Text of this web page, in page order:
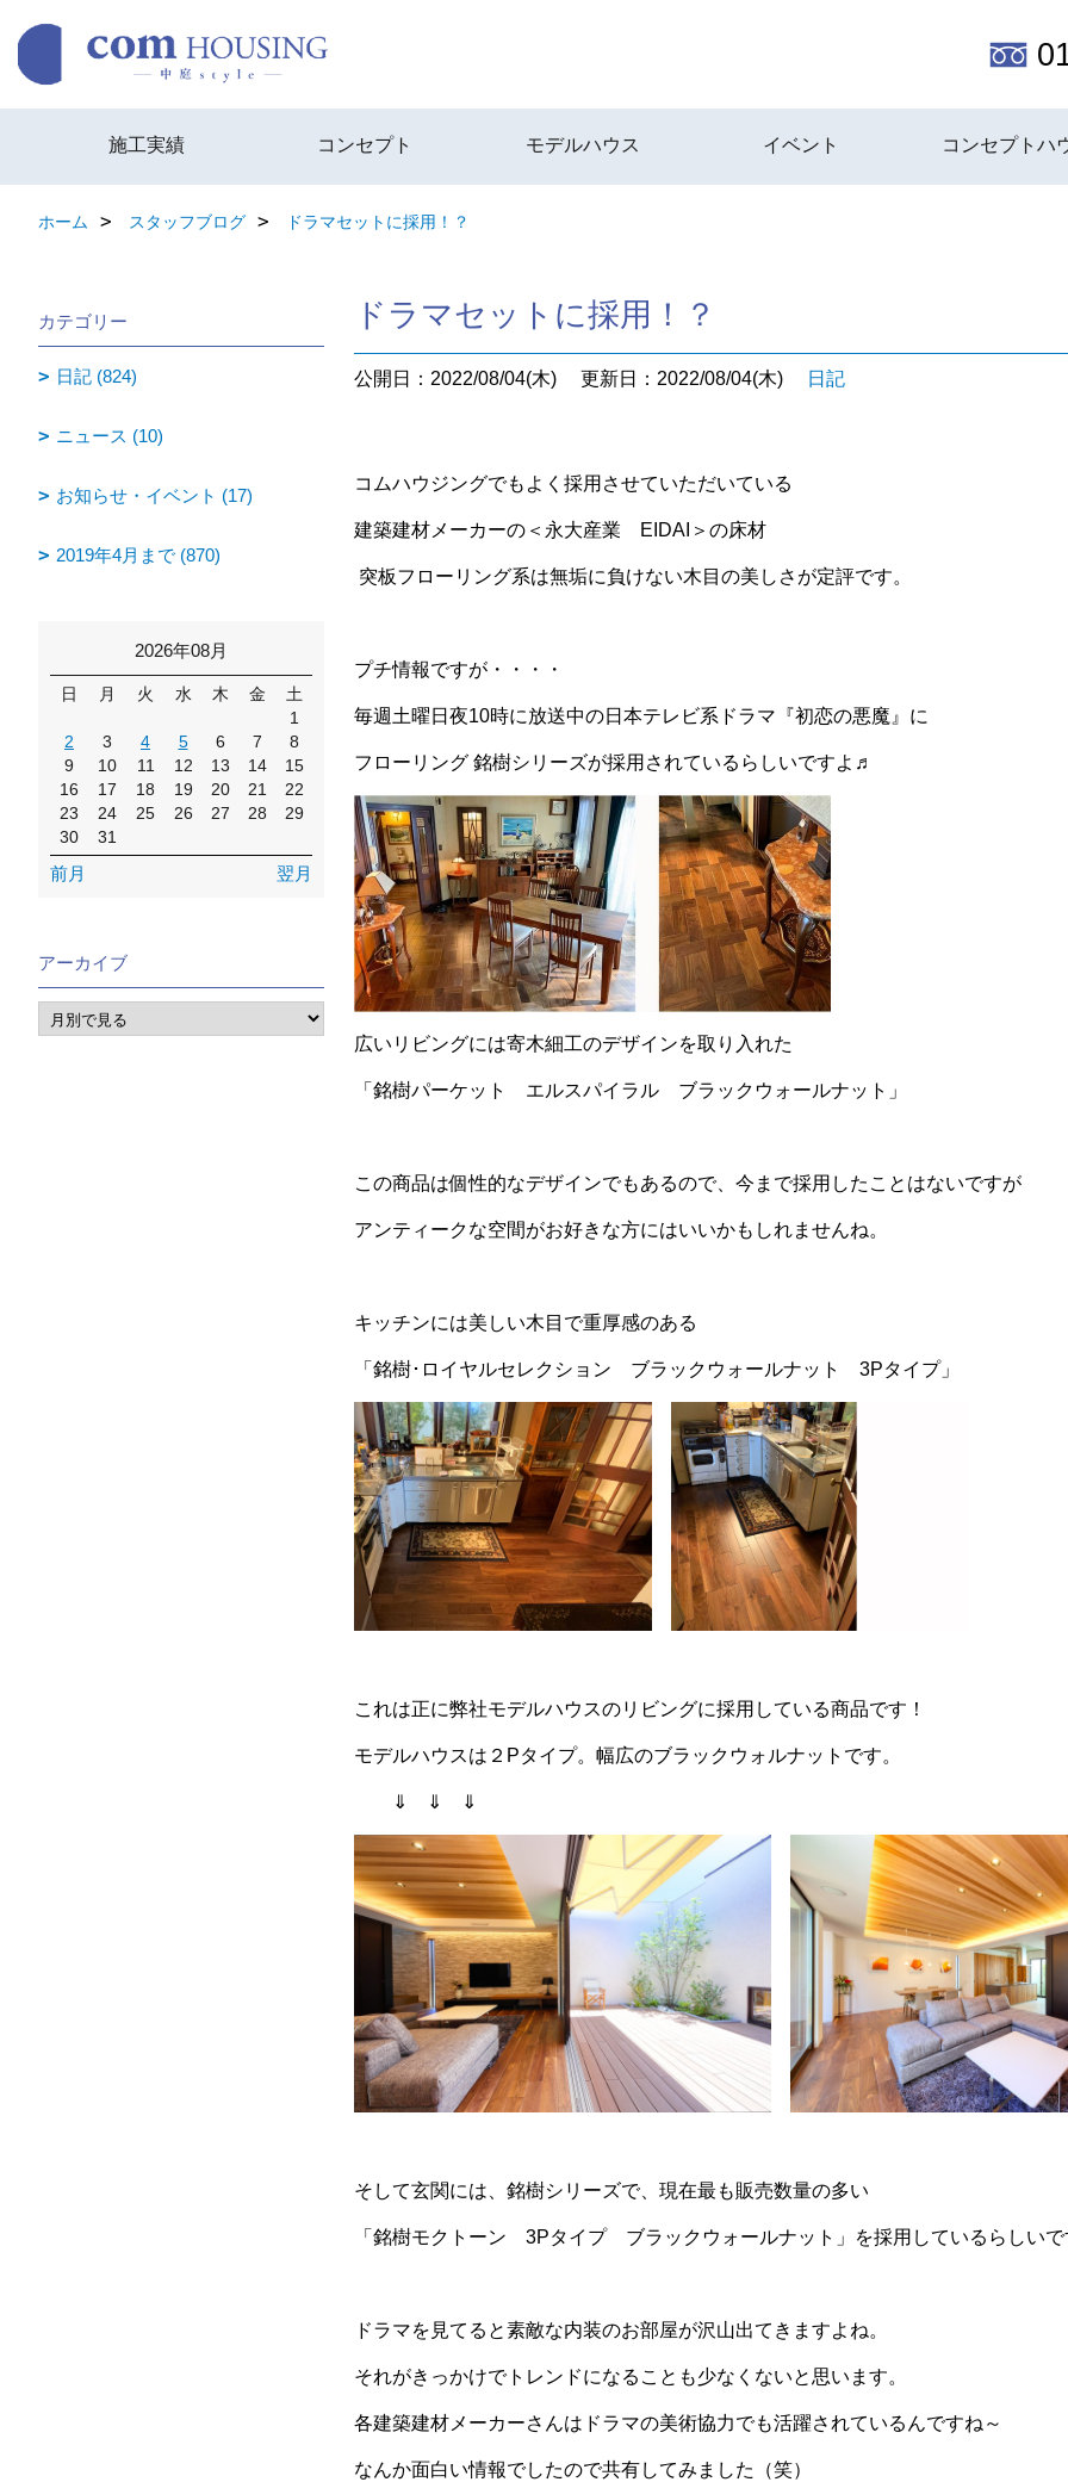
施工実績 コンセプト モデルハウス イベント コンセプトハ
ホーム スタッフブログ ドラマセットに採用！？
ドラマセットに採用！？
公開日：2022/08/04(木) 更新日：2022/08/04(木) 日記
コムハウジングでもよく採用させていただいている
建築建材メーカーの＜永大産業 EIDAI＞の床材
突板フローリング系は無垢に負けない木目の美しさが定評です。
プチ情報ですが・・・・
毎週土曜日夜10時に放送中の日本テレビ系ドラマ『初恋の悪魔』に
フローリング 銘樹シリーズが採用されているらしいですよ♬
広いリビングには寄木細工のデザインを取り入れた
「銘樹パーケット エルスパイラル ブラックウォールナット」
この商品は個性的なデザインでもあるので、今まで採用したことはないですが
アンティークな空間がお好きな方にはいいかもしれませんね。
キッチンには美しい木目で重厚感のある
「銘樹･ロイヤルセレクション ブラックウォールナット 3Pタイプ」
これは正に弊社モデルハウスのリビングに採用している商品です！
モデルハウスは２Pタイプ。幅広のブラックウォルナットです。
⇓ ⇓ ⇓
そして玄関には、銘樹シリーズで、現在最も販売数量の多い
「銘樹モクトーン 3Pタイプ ブラックウォールナット」を採用しているらしいで
ドラマを見てると素敵な内装のお部屋が沢山出てきますよね。
それがきっかけでトレンドになることも少なくないと思います。
各建築建材メーカーさんはドラマの美術協力でも活躍されているんですね～
なんか面白い情報でしたので共有してみました（笑）
カテゴリー
日記 (824)
ニュース (10)
お知らせ・イベント (17)
2019年4月まで (870)
2026年08月
日 月 火 水 木 金
土
1
2
3 4 5 6 7
8
9
10 11 12 13 14
15
16
17 18 19 20 21
22
23
24 25 26 27 28
29
30
31
前月 翌月
アーカイブ